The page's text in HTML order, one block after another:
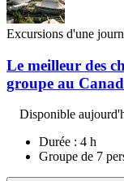
Excursions d'une
Le meilleur des
groupe au
Disponible
Durée : 4 h
Groupe de 7